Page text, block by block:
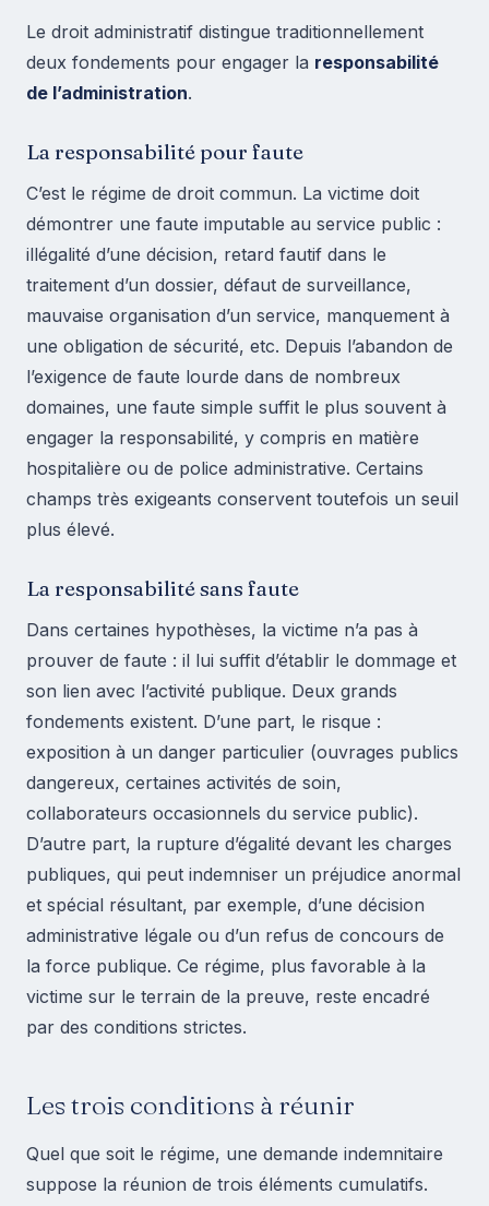
Le droit administratif distingue traditionnellement
deux fondements pour engager la responsabilité
de l’administration.
La responsabilité pour faute
C’est le régime de droit commun. La victime doit
démontrer une faute imputable au service public :
illégalité d’une décision, retard fautif dans le
traitement d’un dossier, défaut de surveillance,
mauvaise organisation d’un service, manquement à
une obligation de sécurité, etc. Depuis l’abandon de
l’exigence de faute lourde dans de nombreux
domaines, une faute simple suffit le plus souvent à
engager la responsabilité, y compris en matière
hospitalière ou de police administrative. Certains
champs très exigeants conservent toutefois un seuil
plus élevé.
La responsabilité sans faute
Dans certaines hypothèses, la victime n’a pas à
prouver de faute : il lui suffit d’établir le dommage et
son lien avec l’activité publique. Deux grands
fondements existent. D’une part, le risque :
exposition à un danger particulier (ouvrages publics
dangereux, certaines activités de soin,
collaborateurs occasionnels du service public).
D’autre part, la rupture d’égalité devant les charges
publiques, qui peut indemniser un préjudice anormal
et spécial résultant, par exemple, d’une décision
administrative légale ou d’un refus de concours de
la force publique. Ce régime, plus favorable à la
victime sur le terrain de la preuve, reste encadré
par des conditions strictes.
Les trois conditions à réunir
Quel que soit le régime, une demande indemnitaire
suppose la réunion de trois éléments cumulatifs.